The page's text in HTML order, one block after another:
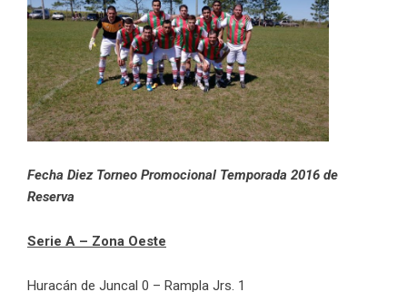
Fecha Diez Torneo Promocional Temporada 2016 de
Reserva
Serie A – Zona Oeste
Huracán de Juncal 0 – Rampla Jrs. 1